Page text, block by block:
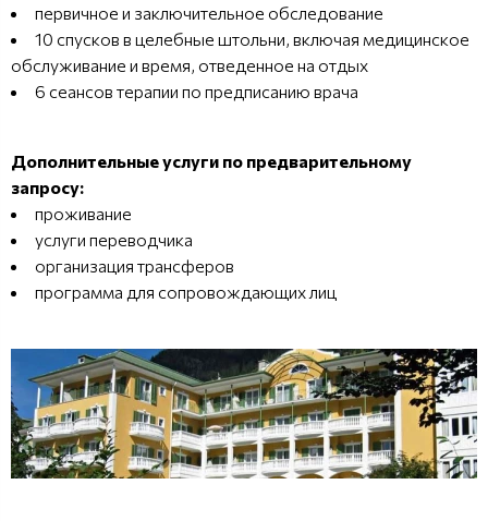
первичное и заключительное обследование
10 спусков в целебные штольни, включая медицинское
обслуживание и время, отведенное на отдых
6 сеансов терапии по предписанию врача
Дополнительные услуги по предварительному
запросу:
проживание
услуги переводчика
организация трансферов
программа для сопровождающих лиц